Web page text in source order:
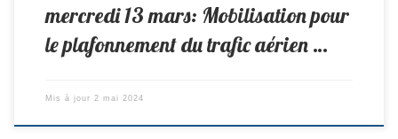
mercredi 13 mars: Mobilisation pour
le plafonnement du trafic aérien …
Mis à jour 2 mai 2024